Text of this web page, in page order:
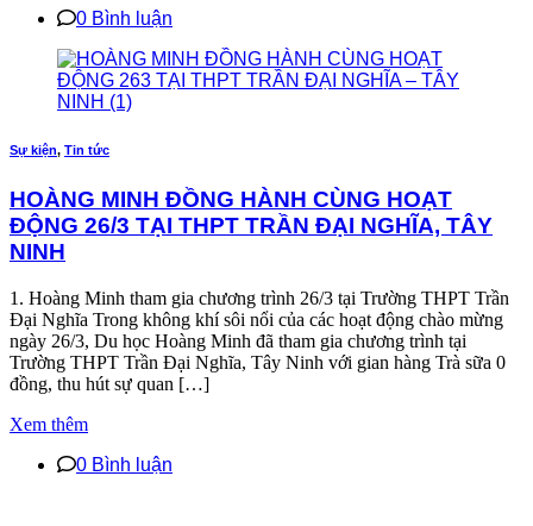
0 Bình luận
Sự kiện, Tin tức
HOÀNG MINH ĐỒNG HÀNH CÙNG HOẠT
ĐỘNG 26/3 TẠI THPT TRẦN ĐẠI NGHĨA, TÂY
NINH
1. Hoàng Minh tham gia chương trình 26/3 tại Trường THPT Trần
Đại Nghĩa Trong không khí sôi nổi của các hoạt động chào mừng
ngày 26/3, Du học Hoàng Minh đã tham gia chương trình tại
Trường THPT Trần Đại Nghĩa, Tây Ninh với gian hàng Trà sữa 0
đồng, thu hút sự quan […]
Xem thêm
0 Bình luận